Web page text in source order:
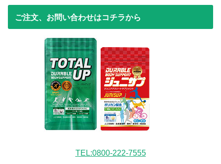
ご注文、お問い合わせはコチラから
TEL:0800-222-7555